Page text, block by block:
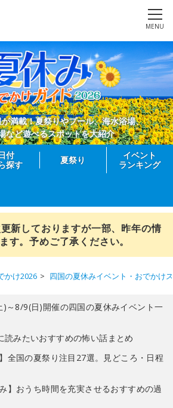
MENU
満載！夏祭りやプール、海水浴場、
など遊べるスポットを大紹介
付
探す
夏祭り
イベント
ランキング
新しておりますが一部、昨年の情
す。予めご了承ください。
かけ2026 四国の夏休みイベント・おでかけ
)～8/9(日)開催の四国の夏休みイベント一
読みたいおすすめの怖い話まとめ
全国の夏祭り注目27選。見どころ・日程
】おうち時間を充実させるおすすめの過